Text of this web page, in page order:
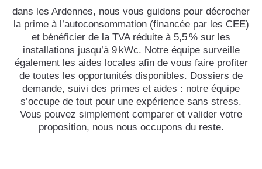
dans les Ardennes, nous vous guidons pour décrocher
la prime à l’autoconsommation (financée par les CEE)
et bénéficier de la TVA réduite à 5,5 % sur les
installations jusqu’à 9 kWc. Notre équipe surveille
également les aides locales afin de vous faire profiter
de toutes les opportunités disponibles. Dossiers de
demande, suivi des primes et aides : notre équipe
s’occupe de tout pour une expérience sans stress.
Vous pouvez simplement comparer et valider votre
proposition, nous nous occupons du reste.